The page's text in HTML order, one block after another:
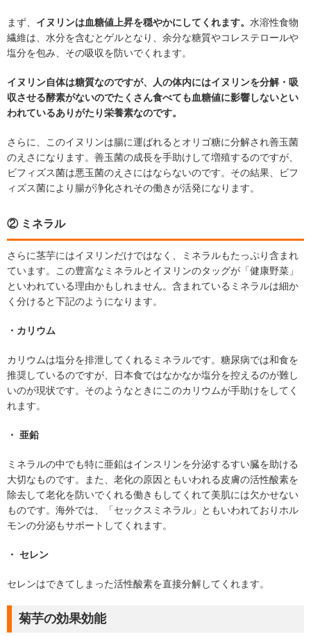
まず、 イヌリンは血糖値上昇を穏やかにしてくれます。 水溶性食物
繊維は、水分を含むとゲルとなり、余分な糖質やコレステロールや
塩分を包み、その吸収を防いでくれます。
イヌリン自体は糖質なのですが、人の体内にはイヌリンを分解・吸
収させる酵素がないのでたくさん食べても血糖値に影響しないとい
われているありがたり栄養素なのです。
さらに、このイヌリンは腸に運ばれるとオリゴ糖に分解され善玉菌
のえさになります。善玉菌の成長を手助けして増殖するのですが、
ビフィズス菌は悪玉菌のえさにはならないのです。その結果、ビフ
ィズス菌により腸が浄化されその働きが活発になります。
② ミネラル
さらに茎芋にはイヌリンだけではなく、ミネラルもたっぷり含まれ
ています。この豊富なミネラルとイヌリンのタッグが「健康野菜」
といわれている理由かもしれません。含まれているミネラルは細か
く分けると下記のようになります。
・カリウム
カリウムは塩分を排泄してくれるミネラルです。糖尿病では和食を
推奨しているのですが、日本食ではなかなか塩分を控えるのが難し
いのが現状です。そのようなときにこのカリウムが手助けをしてく
れます。
・ 亜鉛
ミネラルの中でも特に亜鉛はインスリンを分泌するすい臓を助ける
大切なものです。また、老化の原因ともいわれる皮膚の活性酸素を
除去して老化を防いでくれる働きもしてくれて美肌には欠かせない
ものです。海外では、「セックスミネラル」ともいわれておりホル
モンの分泌もサポートしてくれます。
・ セレン
セレンはできてしまった活性酸素を直接分解してくれます。
菊芋の効果効能